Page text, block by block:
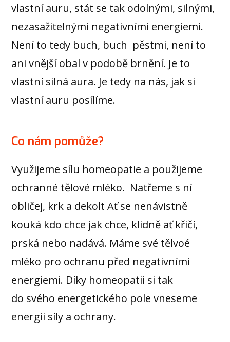
vlastní auru, stát se tak odolnými, silnými,
nezasažitelnými negativními energiemi.
Není to tedy buch, buch pěstmi, není to
ani vnější obal v podobě brnění. Je to
vlastní silná aura. Je tedy na nás, jak si
vlastní auru posílíme.
Co nám pomůže?
Využijeme sílu homeopatie a použijeme
ochranné tělové mléko. Natřeme s ní
obličej, krk a dekolt Ať se nenávistně
kouká kdo chce jak chce, klidně ať křičí,
prská nebo nadává. Máme své tělvoé
mléko pro ochranu před negativními
energiemi. Díky homeopatii si tak
do svého energetického pole vneseme
energii síly a ochrany.